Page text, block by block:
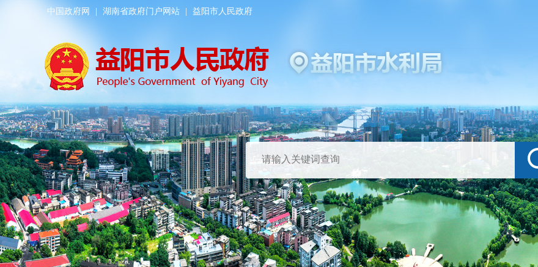
中国政府网 湖南省政府门户网站 益阳市人民政府